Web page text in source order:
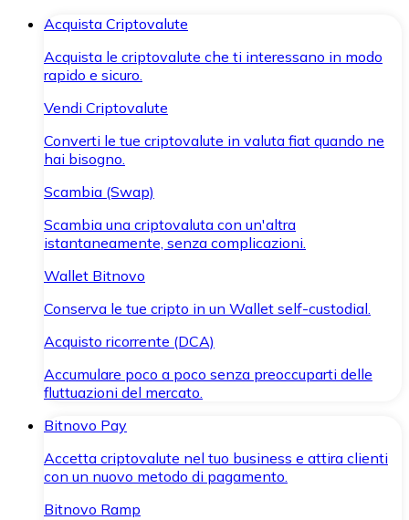
Acquista Criptovalute
Acquista le criptovalute che ti interessano in modo
rapido e sicuro.
Vendi Criptovalute
Converti le tue criptovalute in valuta fiat quando ne
hai bisogno.
Scambia (Swap)
Scambia una criptovaluta con un'altra
istantaneamente, senza complicazioni.
Wallet Bitnovo
Conserva le tue cripto in un Wallet self-custodial.
Acquisto ricorrente (DCA)
Accumulare poco a poco senza preoccuparti delle
fluttuazioni del mercato.
Bitnovo Pay
Accetta criptovalute nel tuo business e attira clienti
con un nuovo metodo di pagamento.
Bitnovo Ramp